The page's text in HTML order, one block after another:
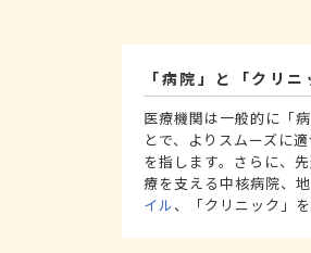
「病院」と「クリ
医療機関は一般的に「
とで、よりスムーズに
を指します。さらに、
療を支える中核病院、
イル、「クリニック」